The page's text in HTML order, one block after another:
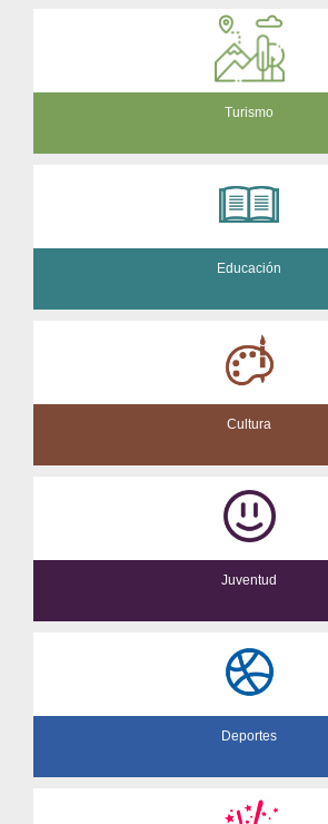
Turismo
Educación
Cultura
Juventud
Deportes